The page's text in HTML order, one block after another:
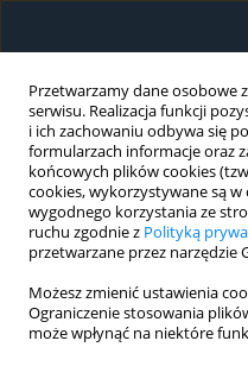
Przetwarzamy dane osobowe
serwisu. Realizacja funkcji
i ich zachowaniu odbywa się
formularzach informacje oraz
końcowych plików cookies
cookies, wykorzystywane są w
wygodnego korzystania ze
ruchu zgodnie z Polityką
przetwarzane przez narzędzie
Możesz zmienić ustawienia
Ograniczenie stosowania
może wpłynąć na niektóre
AutorPaweł
The Influence of 3D
Mechanical